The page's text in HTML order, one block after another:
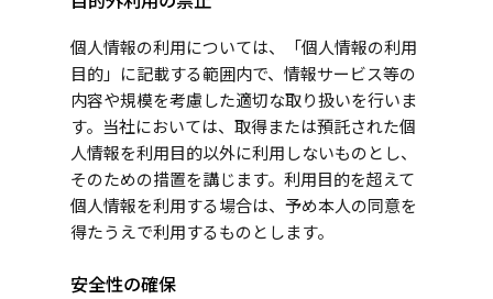
個人情報の利用については、「個人情報の利用
目的」に記載する範囲内で、情報サービス等の
内容や規模を考慮した適切な取り扱いを行いま
す。当社においては、取得または預託された個
人情報を利用目的以外に利用しないものとし、
そのための措置を講じます。利用目的を超えて
個人情報を利用する場合は、予め本人の同意を
得たうえで利用するものとします。
安全性の確保